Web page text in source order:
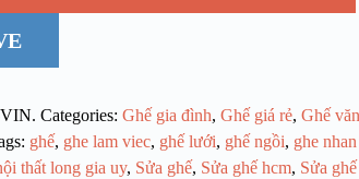
. Categories: Ghế gia đình, Ghế giá rẻ, Ghế
ghế, ghe lam viec, ghế lưới, ghế ngồi, ghe
thất long gia uy, Sửa ghế, Sửa ghế hcm, Sửa